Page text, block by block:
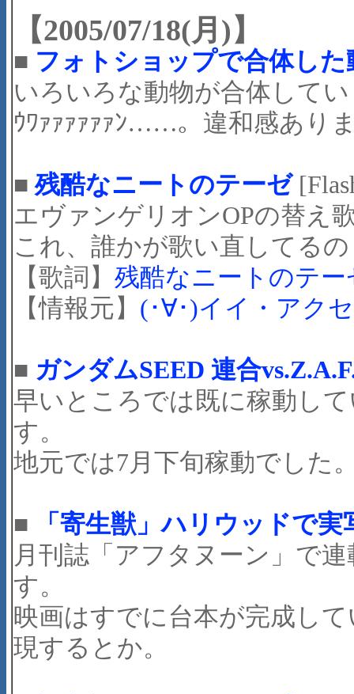
【2005/07/18(月)】
■ フォトショップで合体した
いろいろな動物が合体して
ｳﾜｧｧｧｧｧｧﾝ……。違和感あり
■残酷なニートのテーゼ
エヴァンゲリオンOPの替え
これ、誰かが歌い直してる
【歌詞】 残酷なニートのテ
【情報元】 (･∀･)イイ・アク
■ ガンダムSEED 連合
早いところでは既に稼動し
す。
地元では7月下旬稼動でした
■
「寄生獣」ハリウッドで実
月刊誌「アフタヌーン」で
す。
映画はすでに台本が完成し
現するとか。